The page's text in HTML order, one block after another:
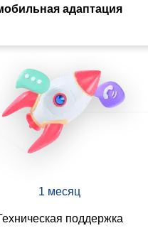
адаптация
1 месяц
поддержка